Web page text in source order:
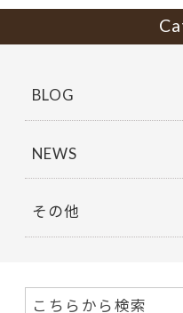
BLOG
NEWS
その他